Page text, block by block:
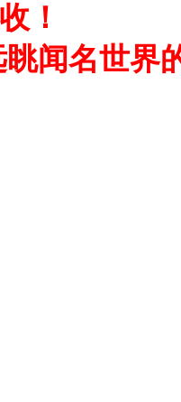
！
眺闻名世